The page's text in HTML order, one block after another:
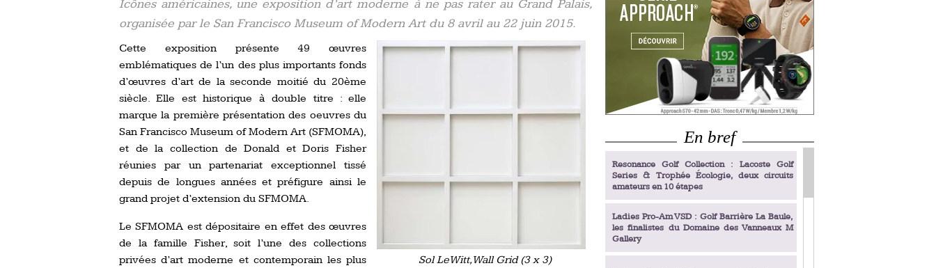
Icônes américaines, une exposition d’art moderne à ne pas rater au Grand Palais,
organisée par le San Francisco Museum of Modern Art du 8 avril au 22 juin 2015.
Sol LeWitt, Wall Grid (3 x 3)
Cette exposition présente 49 œuvres
emblématiques de l’un des plus importants fonds
d’œuvres d’art de la seconde moitié du 20ème
siècle. Elle est historique à double titre : elle
marque la première présentation des oeuvres du
San Francisco Museum of Modern Art (SFMOMA),
et de la collection de Donald et Doris Fisher
réunies par un partenariat exceptionnel tissé
depuis de longues années et préfigure ainsi le
grand projet d’extension du SFMOMA.
Le SFMOMA est dépositaire en effet des œuvres
de la famille Fisher, soit l’une des collections
privées d’art moderne et contemporain les plus
En bref
Resonance Golf Collection : Lacoste Golf
Series & Trophée Écologie, deux circuits
amateurs en 10 étapes
Ladies Pro-Am VSD : Golf Barrière La Baule,
les finalistes du Domaine des Vanneaux M
Gallery